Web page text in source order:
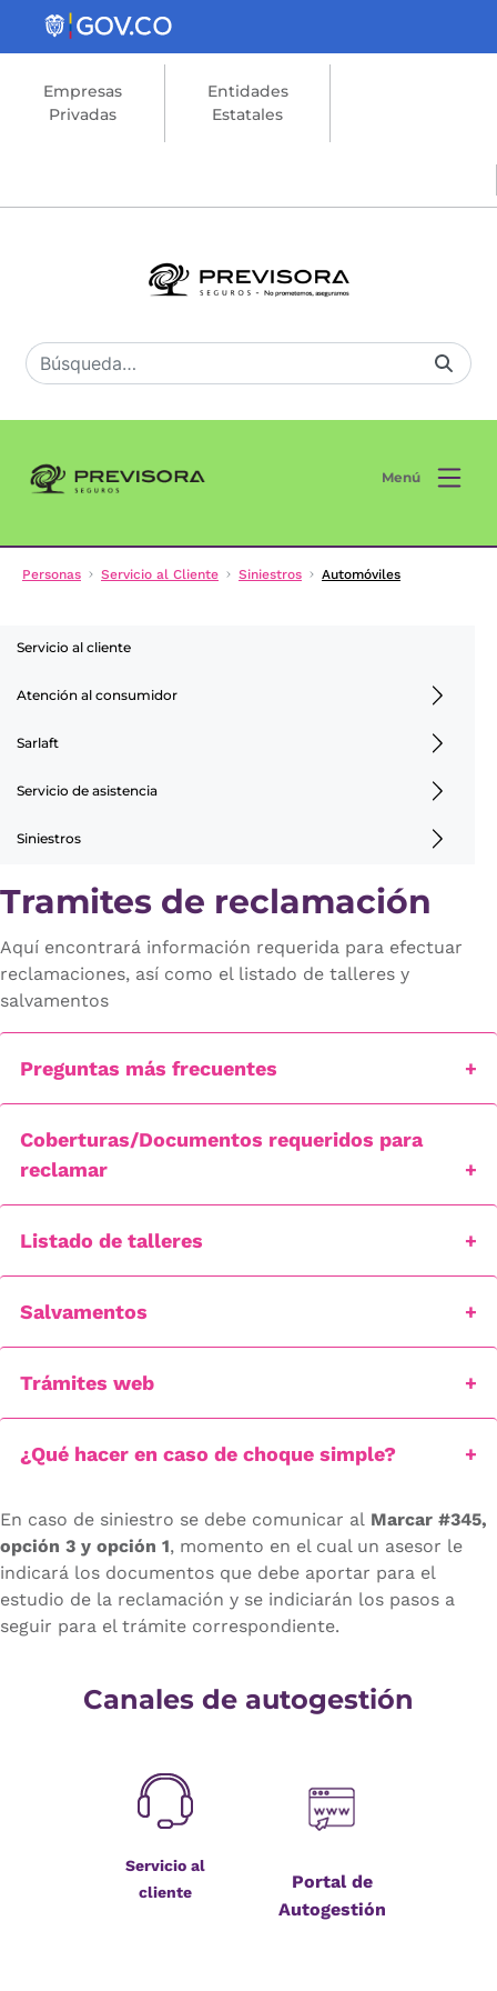
Saltar al contenido principal
Empresas
Privadas
Entidades
Estatales
Menú
Personas Servicio al Cliente Siniestros Automóviles
Servicio al cliente
Atención al consumidor
Sarlaft
Servicio de asistencia
Siniestros
Tramites de reclamación
Aquí encontrará información requerida para efectuar
reclamaciones, así como el listado de talleres y
salvamentos
Preguntas más frecuentes
Coberturas/Documentos requeridos para
reclamar
Listado de talleres
Salvamentos
Trámites web
¿Qué hacer en caso de choque simple?
En caso de siniestro se debe comunicar al Marcar #345,
opción 3 y opción 1, momento en el cual un asesor le
indicará los documentos que debe aportar para el
estudio de la reclamación y se indiciarán los pasos a
seguir para el trámite correspondiente.
Canales de autogestión
Servicio al
cliente
Portal de
Autogestión